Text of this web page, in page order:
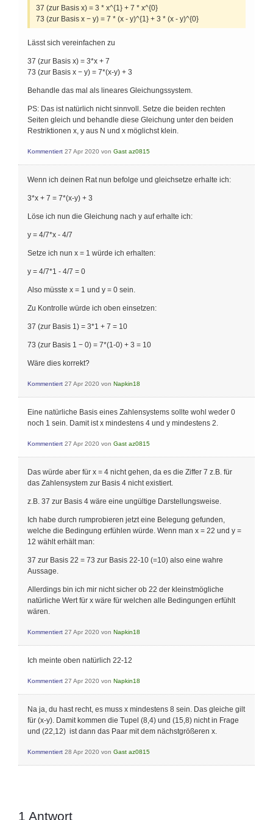
37 (zur Basis x) = 3 * x^{1} + 7 * x^{0}
73 (zur Basis x − y) = 7 * (x - y)^{1} + 3 * (x - y)^{0}
Lässt sich vereinfachen zu
37 (zur Basis x) = 3*x + 7
73 (zur Basis x − y) = 7*(x-y) + 3
Behandle das mal als lineares Gleichungssystem.
PS: Das ist natürlich nicht sinnvoll. Setze die beiden rechten
Seiten gleich und behandle diese Gleichung unter den beiden
Restriktionen x, y aus N und x möglichst klein.
Kommentiert 27 Apr 2020 von Gast az0815
Wenn ich deinen Rat nun befolge und gleichsetze erhalte ich:
3*x + 7 = 7*(x-y) + 3
Löse ich nun die Gleichung nach y auf erhalte ich:
y = 4/7*x - 4/7
Setze ich nun x = 1 würde ich erhalten:
y = 4/7*1 - 4/7 = 0
Also müsste x = 1 und y = 0 sein.
Zu Kontrolle würde ich oben einsetzen:
37 (zur Basis 1) = 3*1 + 7 = 10
73 (zur Basis 1 − 0) = 7*(1-0) + 3 = 10
Wäre dies korrekt?
Kommentiert 27 Apr 2020 von Napkin18
Eine natürliche Basis eines Zahlensystems sollte wohl weder 0
noch 1 sein. Damit ist x mindestens 4 und y mindestens 2.
Kommentiert 27 Apr 2020 von Gast az0815
Das würde aber für x = 4 nicht gehen, da es die Ziffer 7 z.B. für
das Zahlensystem zur Basis 4 nicht existiert.
z.B. 37 zur Basis 4 wäre eine ungültige Darstellungsweise.
Ich habe durch rumprobieren jetzt eine Belegung gefunden,
welche die Bedingung erfühlen würde. Wenn man x = 22 und y =
12 wählt erhält man:
37 zur Basis 22 = 73 zur Basis 22-10 (=10) also eine wahre
Aussage.
Allerdings bin ich mir nicht sicher ob 22 der kleinstmögliche
natürliche Wert für x wäre für welchen alle Bedingungen erfühlt
wären.
Kommentiert 27 Apr 2020 von Napkin18
Ich meinte oben natürlich 22-12
Kommentiert 27 Apr 2020 von Napkin18
Na ja, du hast recht, es muss x mindestens 8 sein. Das gleiche gilt
für (x-y). Damit kommen die Tupel (8,4) und (15,8) nicht in Frage
und (22,12) ist dann das Paar mit dem nächstgrößeren x.
Kommentiert 28 Apr 2020 von Gast az0815
1 Antwort